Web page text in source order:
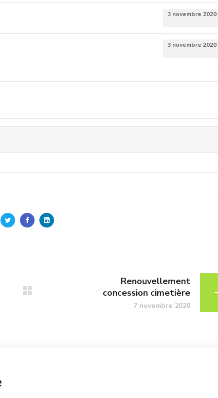
3 novembre 2020
3 novembre 2020
Renouvellement
concession cimetière
7 novembre 2020